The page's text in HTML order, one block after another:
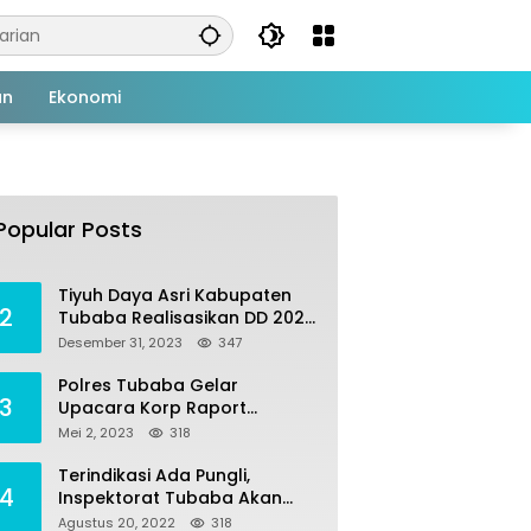
Ekonomi
Posts
tahun 2022 Untuk sejumlah
Juli 4, 2022
2
Tiyuh Daya Asri Kabupaten
Tubaba Realisasikan DD 2023
Untuk Sejumlah Program
Desember 31, 2023 347
3
Polres Tubaba Gelar
Upacara Korp Raport
Kenaikan Pangkat
Effendi
Mei 2, 2023 318
4
Terindikasi Ada Pungli,
Inspektorat Tubaba Akan
Panggil Kepala SDN 7
Agustus 20, 2022 318